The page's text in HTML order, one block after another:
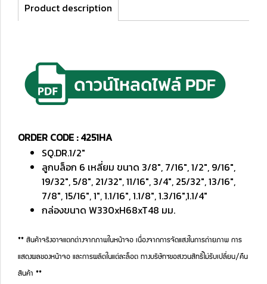
Product description
ORDER CODE : 4251HA
SQ.DR.1/2"
ลูกบล็อก 6 เหลี่ยม ขนาด 3/8", 7/16", 1/2", 9/16",
19/32", 5/8", 21/32", 11/16", 3/4", 25/32", 13/16",
7/8", 15/16", 1", 1.1/16", 1.1/8", 1.3/16",1.1/4"
กล่องขนาด W330xH68xT48 มม.
** สินค้าจริงอาจแตกต่างจากภาพในหน้าจอ เนื่องจากการจัดแสงในการถ่ายภาพ การ
แสดงผลของหน้าจอ และการผลิตในแต่ละล็อต ทางบริษัทฯขอสงวนสิทธิ์ไม่รับเปลี่ยน/คืน
สินค้า **